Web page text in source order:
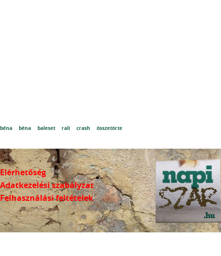
béna béna baleset rali crash összetörte
Elérhetőség
Adatkezelési szabályzat
Felhasználási feltételek